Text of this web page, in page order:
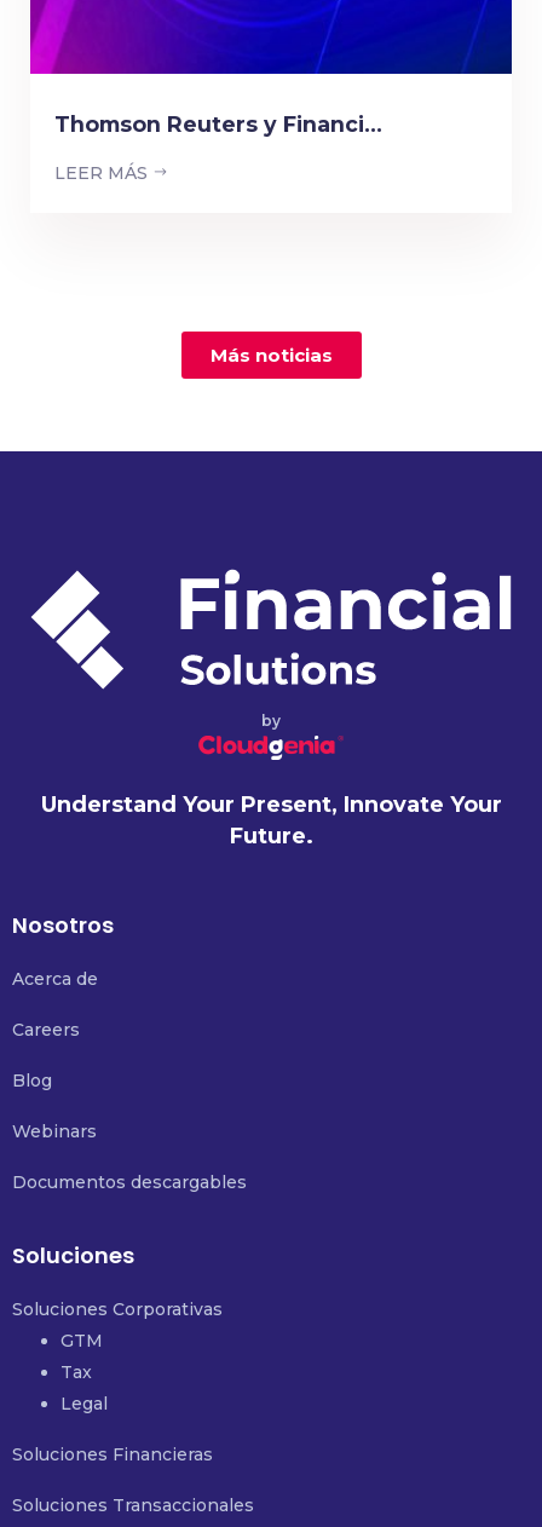
Thomson Reuters y Financi...
LEER MÁS
Más noticias
by
Understand Your Present, Innovate Your
Future.
Nosotros
Acerca de
Careers
Blog
Webinars
Documentos descargables
Soluciones
Soluciones Corporativas
GTM
Tax
Legal
Soluciones Financieras
Soluciones Transaccionales